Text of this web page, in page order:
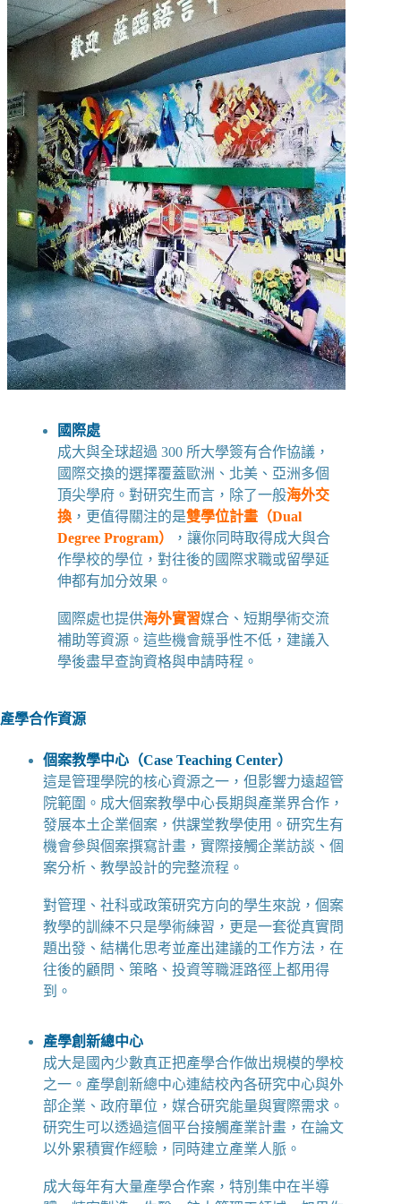
國際處
成大與全球超過 300 所大學簽有合作協議，
國際交換的選擇覆蓋歐洲、北美、亞洲多個
頂尖學府。對研究生而言，除了一般海外交
換 ，更值得關注的是雙學位計畫（Dual
Degree Program）
，讓你同時取得成大與合
作學校的學位，對往後的國際求職或留學延
伸都有加分效果。
國際處也提供海外實習媒合、短期學術交流
補助等資源。這些機會競爭性不低，建議入
學後盡早查詢資格與申請時程。
產學合作資源
個案教學中心（Case Teaching Center）
這是管理學院的核心資源之一，但影響力遠超管
院範圍。成大個案教學中心長期與產業界合作，
發展本土企業個案，供課堂教學使用。研究生有
機會參與個案撰寫計畫，實際接觸企業訪談、個
案分析、教學設計的完整流程。
對管理、社科或政策研究方向的學生來說，個案
教學的訓練不只是學術練習，更是一套從真實問
題出發、結構化思考並產出建議的工作方法，在
往後的顧問、策略、投資等職涯路徑上都用得
到。
產學創新總中心
成大是國內少數真正把產學合作做出規模的學校
之一。產學創新總中心連結校內各研究中心與外
部企業、政府單位，媒合研究能量與實際需求。
研究生可以透過這個平台接觸產業計畫，在論文
以外累積實作經驗，同時建立產業人脈。
成大每年有大量產學合作案，特別集中在半導